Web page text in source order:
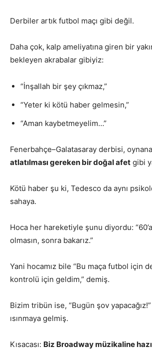
Derbiler artık futbol maçı gibi değil.
Daha çok, kalp ameliyatına giren bir
bekleyen akrabalar gibiyiz:
“İnşallah bir şey çıkmaz,”
“Yeter ki kötü haber gelmesin,”
“Aman kaybetmeyelim…”
Fenerbahçe–Galatasaray derbisi,
atlatılması gereken bir doğal afet gibi
Kötü haber şu ki, Tedesco da aynı
sahaya.
Hoca her hareketiyle şunu diyordu:
olmasın, sonra bakarız.”
Yani hocamız bile “Bu maça futbol için
kontrolü için geldim,” demiş.
Bizim tribün ise, “Bugün şov
ısınmaya gelmiş.
Kısacası: Biz Broadway müzikaline